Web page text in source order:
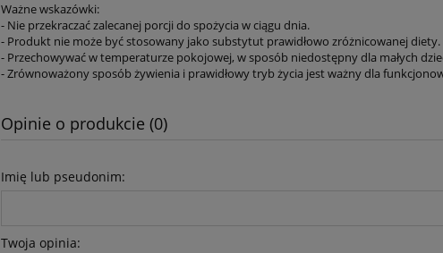
Ważne wskazówki:
- Nie przekraczać zalecanej porcji do spożycia w ciągu dnia.
- Produkt nie może być stosowany jako substytut prawidłowo zróżnicowanej diety.
- Przechowywać w temperaturze pokojowej, w sposób niedostępny dla małych
- Zrównoważony sposób żywienia i prawidłowy tryb życia jest ważny dla
Opinie o produkcie (0)
Imię lub pseudonim:
Twoja opinia: